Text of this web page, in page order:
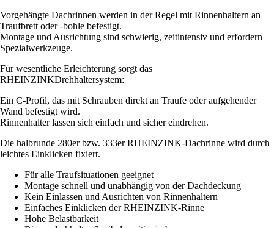
Vorgehängte Dachrinnen werden in der Regel mit Rinnenhaltern an
Traufbrett oder -bohle befestigt.
Montage und Ausrichtung sind schwierig, zeitintensiv und erfordern
Spezialwerkzeuge.
Für wesentliche Erleichterung sorgt das
RHEINZINKDrehhaltersystem:
Ein C-Profil, das mit Schrauben direkt an Traufe oder aufgehender
Wand befestigt wird.
Rinnenhalter lassen sich einfach und sicher eindrehen.
Die halbrunde 280er bzw. 333er RHEINZINK-Dachrinne wird durch
leichtes Einklicken fixiert.
Für alle Traufsituationen geeignet
Montage schnell und unabhängig von der Dachdeckung
Kein Einlassen und Ausrichten von Rinnenhaltern
Einfaches Einklicken der RHEINZINK-Rinne
Hohe Belastbarkeit